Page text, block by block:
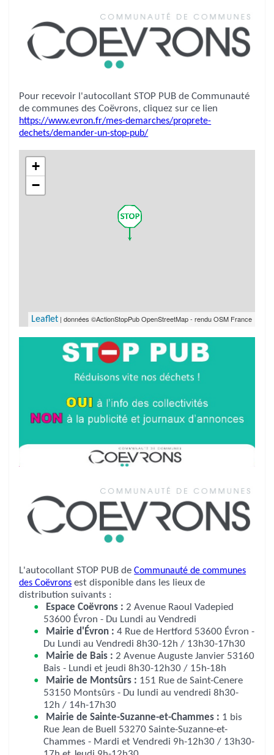
Pour recevoir l'autocollant STOP PUB de Communauté
de communes des Coëvrons, cliquez sur ce lien
https://www.evron.fr/mes-demarches/proprete-
dechets/demander-un-stop-pub/
+
−
Leaflet| données ©ActionStopPub OpenStreetMap - rendu OSM France
L'autocollant STOP PUB deCommunauté de communes
des Coëvrons est disponible dans les lieux de
distribution suivants :
Espace Coëvrons : 2 Avenue Raoul Vadepied
53600 Évron - Du Lundi au Vendredi
Mairie d'Évron : 4 Rue de Hertford 53600 Évron -
Du Lundi au Vendredi 8h30-12h / 13h30-17h30
Mairie de Bais : 2 Avenue Auguste Janvier 53160
Bais - Lundi et jeudi 8h30-12h30 / 15h-18h
Mairie de Montsûrs :
53150 Montsûrs - Du lundi au vendredi 8h30-
12h / 14h-17h30
Mairie de Sainte-Suzanne-et-Chammes :
Rue Jean de Buell 53270 Sainte-Suzanne-et-
Chammes - Mardi et Vendredi 9h-12h30 / 13h30-